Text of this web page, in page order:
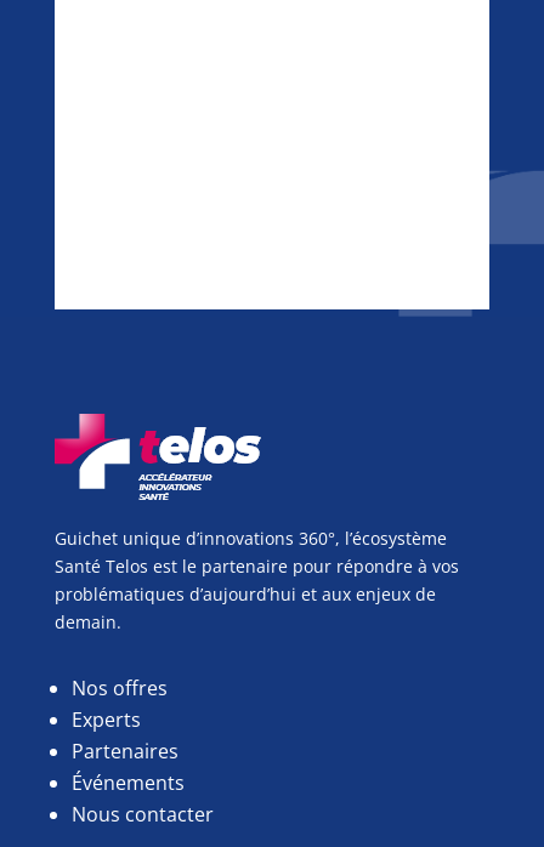
Guichet unique d’innovations 360°, l’écosystème
Santé Telos est le partenaire pour répondre à vos
problématiques d’aujourd’hui et aux enjeux de
demain.
Nos offres
Experts
Partenaires
Événements
Nous contacter